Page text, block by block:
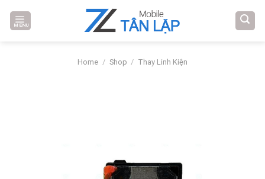
MENU
Home / Shop / Thay Linh Kiện